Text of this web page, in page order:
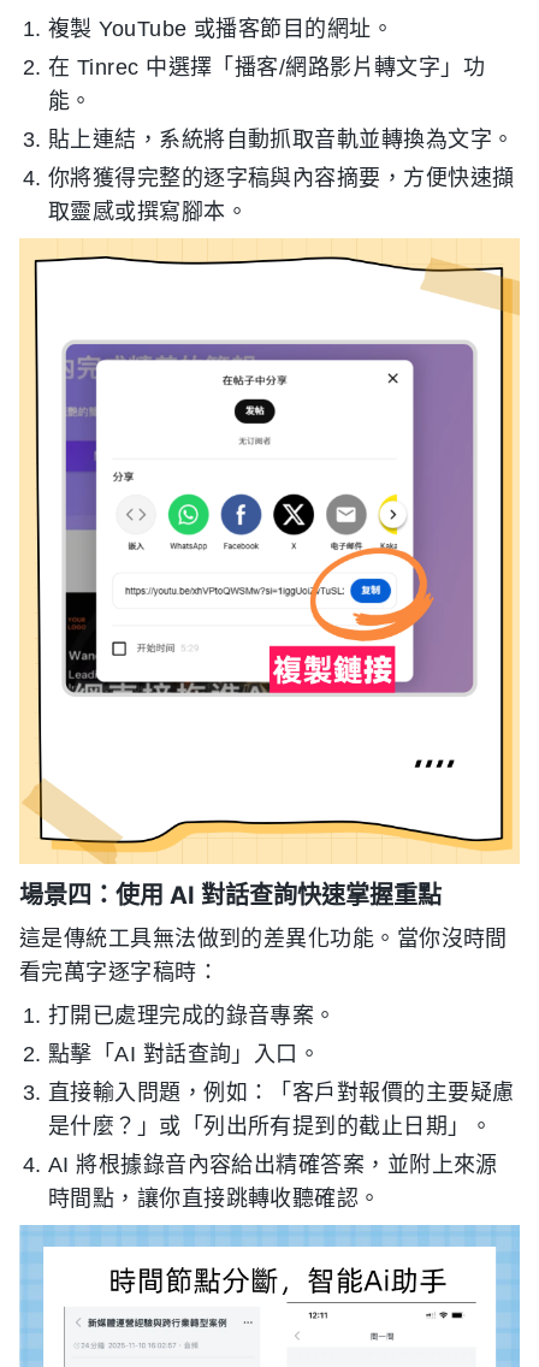
複製 YouTube 或播客節目的網址。
在 Tinrec 中選擇「播客/網路影片轉文字」功
能。
貼上連結，系統將自動抓取音軌並轉換為文字。
你將獲得完整的逐字稿與內容摘要，方便快速擷
取靈感或撰寫腳本。
場景四：使用 AI 對話查詢快速掌握重點
這是傳統工具無法做到的差異化功能。當你沒時間
看完萬字逐字稿時：
打開已處理完成的錄音專案。
點擊「AI 對話查詢」入口。
直接輸入問題，例如：「客戶對報價的主要疑慮
是什麼？」或「列出所有提到的截止日期」。
AI 將根據錄音內容給出精確答案，並附上來源
時間點，讓你直接跳轉收聽確認。